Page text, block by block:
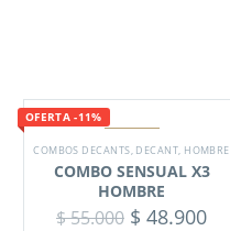
OFERTA -11%
COMBOS DECANTS, DECANT, HOMBRE
COMBO SENSUAL X3
HOMBRE
$55.000 $ 48.900